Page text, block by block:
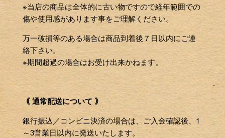
※当店の商品は全体的に古い物ですので経年範囲での
傷や使用感があります事をご理解ください。
万一破損等のある場合は商品到着後７日以内にご連
絡下さい。
※期間超過の場合はお受け出来かねます。
｟ 通常配送について ｠
銀行振込／コンビニ決済の場合は、ご入金確認後、1
～3営業日以内に発送いたします。